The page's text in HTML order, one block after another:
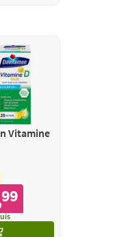
Vitamine
99